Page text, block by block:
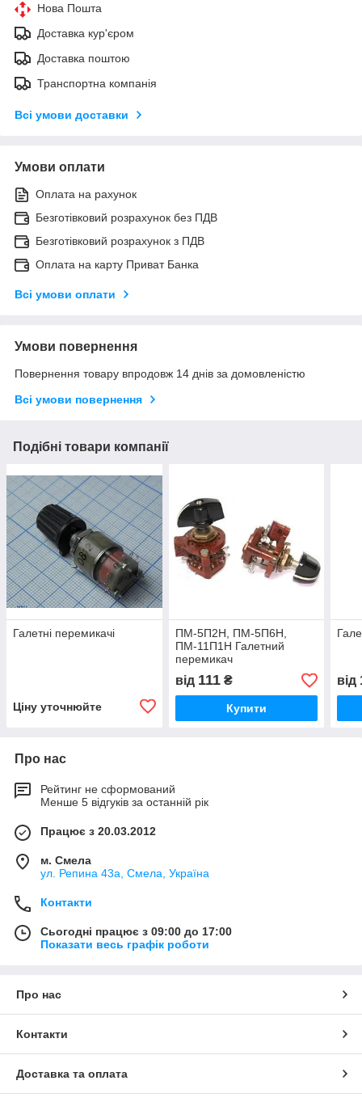
Нова Пошта
Доставка кур'єром
Доставка поштою
Транспортна компанія
Всі умови доставки
Умови оплати
Оплата на рахунок
Безготівковий розрахунок без ПДВ
Безготівковий розрахунок з ПДВ
Оплата на карту Приват Банка
Всі умови оплати
Умови повернення
Повернення товару впродовж 14 днів за домовленістю
Всі умови повернення
Подібні товари компанії
Галетні перемикачі
Ціну уточнюйте
ПМ-5П2Н, ПМ-5П6Н,
ПМ-11П1Н Галетний
перемикач
від 111₴
Купити
від
Про нас
Рейтинг не сформований
Менше 5 відгуків за останній рік
Працює з 20.03.2012
м. Смела
ул. Репина 43а, Смела, Україна
Контакти
Сьогодні працює з 09:00 до 17:00
Показати весь графік роботи
Про нас
Контакти
Доставка та оплата